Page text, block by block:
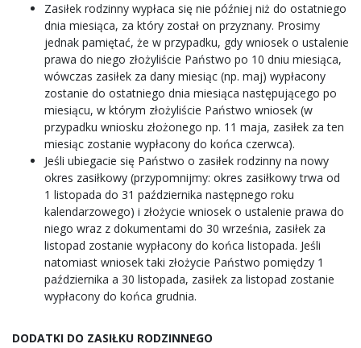
Zasiłek rodzinny wypłaca się nie później niż do ostatniego
dnia miesiąca, za który został on przyznany. Prosimy
jednak pamiętać, że w przypadku, gdy wniosek o ustalenie
prawa do niego złożyliście Państwo po 10 dniu miesiąca,
wówczas zasiłek za dany miesiąc (np. maj) wypłacony
zostanie do ostatniego dnia miesiąca następującego po
miesiącu, w którym złożyliście Państwo wniosek (w
przypadku wniosku złożonego np. 11 maja, zasiłek za ten
miesiąc zostanie wypłacony do końca czerwca).
Jeśli ubiegacie się Państwo o zasiłek rodzinny na nowy
okres zasiłkowy (przypomnijmy: okres zasiłkowy trwa od
1 listopada do 31 października następnego roku
kalendarzowego) i złożycie wniosek o ustalenie prawa do
niego wraz z dokumentami do 30 września, zasiłek za
listopad zostanie wypłacony do końca listopada. Jeśli
natomiast wniosek taki złożycie Państwo pomiędzy 1
października a 30 listopada, zasiłek za listopad zostanie
wypłacony do końca grudnia.
DODATKI DO ZASIŁKU RODZINNEGO